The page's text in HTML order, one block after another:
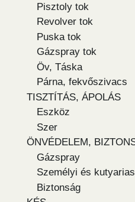
Pisztoly tok
Revolver tok
Puska tok
Gázspray tok
Öv, Táska
Párna, fekvőszivacs
TISZTÍTÁS, ÁPOLÁS
Eszköz
Szer
ÖNVÉDELEM,
Gázspray
Személyi és
Biztonság